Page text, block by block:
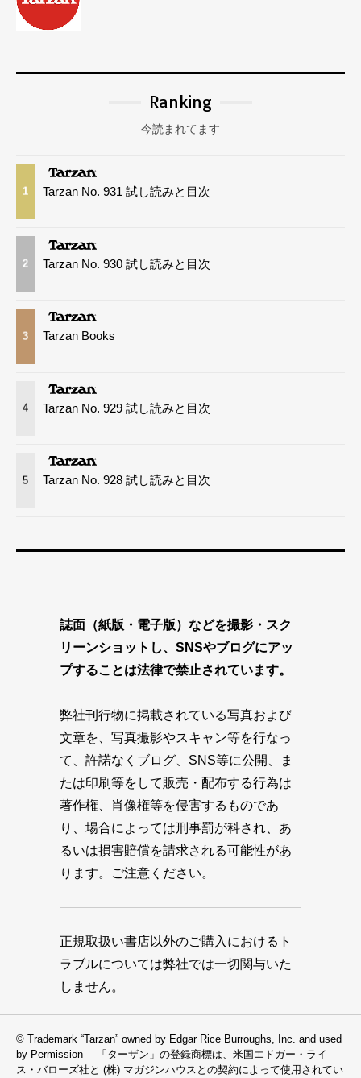
Ranking
今読まれてます
1 Tarzan No. 931 試し読みと目次
2 Tarzan No. 930 試し読みと目次
3 Tarzan Books
4 Tarzan No. 929 試し読みと目次
5 Tarzan No. 928 試し読みと目次
誌面（紙版・電子版）などを撮影・スク
リーンショットし、SNSやブログにアッ
プすることは法律で禁止されています。
弊社刊行物に掲載されている写真および
文章を、写真撮影やスキャン等を行なっ
て、許諾なくブログ、SNS等に公開、ま
たは印刷等をして販売・配布する行為は
著作権、肖像権等を侵害するものであ
り、場合によっては刑事罰が科され、あ
るいは損害賠償を請求される可能性があ
ります。ご注意ください。
正規取扱い書店以外のご購入におけるト
ラブルについては弊社では一切関与いた
しません。
© Trademark “Tarzan” owned by Edgar Rice Burroughs, Inc. and used
by Permission —「ターザン」の登録商標は、米国エドガー・ライ
ス・バローズ社と (株) マガジンハウスとの契約によって使用されてい